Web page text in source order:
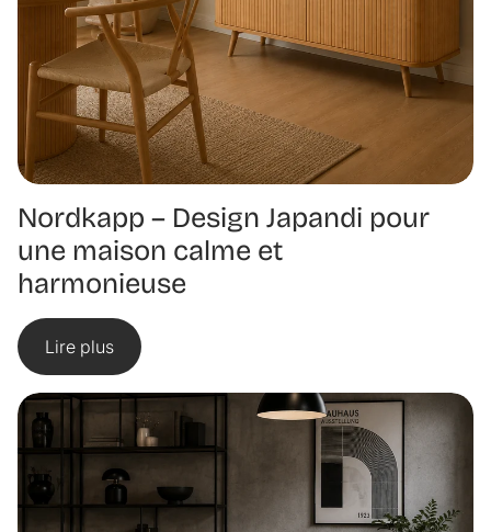
Nordkapp – Design Japandi pour
une maison calme et
harmonieuse
Lire plus